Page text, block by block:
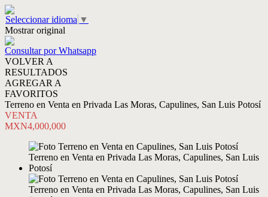
Seleccionar idioma ▼
Mostrar original
Consultar por Whatsapp
VOLVER A
RESULTADOS
AGREGAR A
FAVORITOS
Terreno en Venta en Privada Las Moras, Capulines, San Luis Potosí
VENTA
MXN4,000,000